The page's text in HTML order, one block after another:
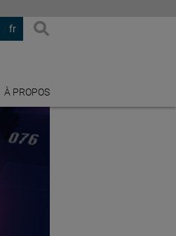
fr
À PROPOS